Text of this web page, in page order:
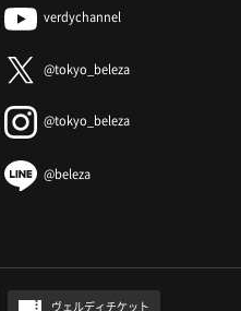
verdychannel
@tokyo_beleza
@tokyo_beleza
@beleza
ヴェルディチケット